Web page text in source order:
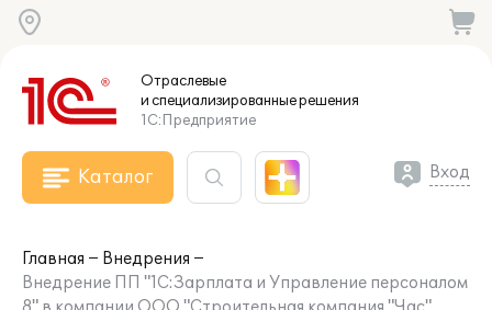
Отраслевые
и специализированныерешения
1С:Предприятие
Каталог Вход
Главная
Внедрения
Внедрение ПП "1С:Зарплата и Управление персоналом